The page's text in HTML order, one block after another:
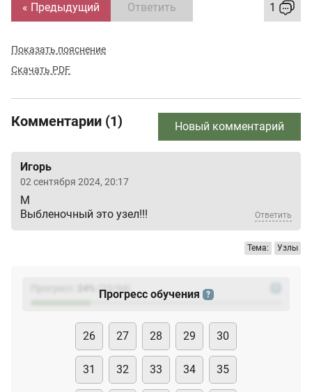
« Предыдущий Ответить 1
Показать пояснение
Скачать PDF
Комментарии (1) Новый комментарий
Игорь
02 сентября 2024, 20:17
М
Выбленочный это узел!!!
Ответить
Тема: Узлы
(23
Прогресс обучения ?
26 27 28 29 30
31 32 33 34 35